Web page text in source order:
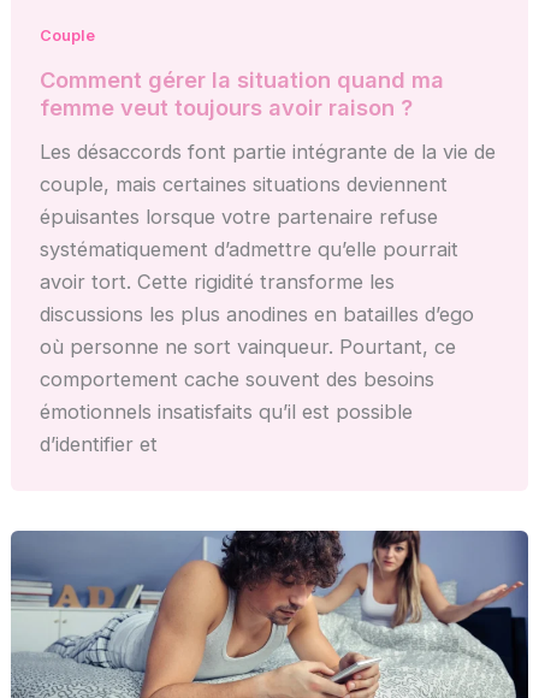
Couple
Comment gérer la situation quand ma
femme veut toujours avoir raison ?
Les désaccords font partie intégrante de la vie de
couple, mais certaines situations deviennent
épuisantes lorsque votre partenaire refuse
systématiquement d’admettre qu’elle pourrait
avoir tort. Cette rigidité transforme les
discussions les plus anodines en batailles d’ego
où personne ne sort vainqueur. Pourtant, ce
comportement cache souvent des besoins
émotionnels insatisfaits qu’il est possible
d’identifier et